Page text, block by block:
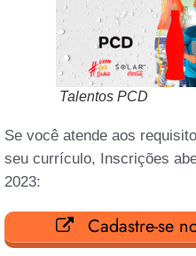
Talentos PCD
Se você atende aos
seu currículo, Inscrições
2023:
Cadastre-se